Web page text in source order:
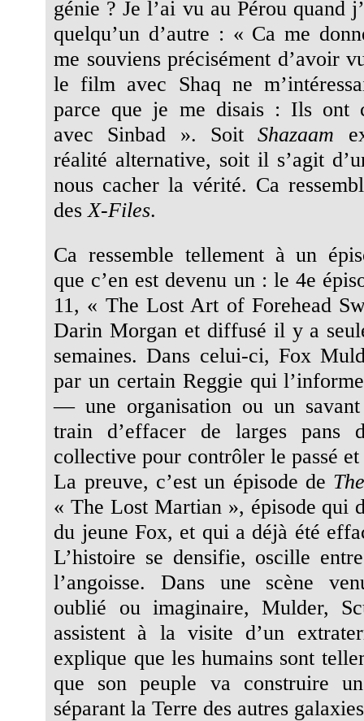
génie ? Je l’ai vu au Pérou quand
quelqu’un d’autre : « Ca me
me souviens précisément d’avoir
le film avec Shaq ne
parce que je me disais : Ils ont
avec Sinbad ». SoitShazaam
réalité alternative, soit il s’agit
nous cacher la vérité. Ca
des X-Files.
Ca ressemble tellement à un
que c’en est devenu un : le 4e
11, « The Lost Art of Forehead
Darin Morgan et diffusé il y a
semaines. Dans celui-ci, Fox
par un certain Reggie qui
— une organisation ou un
train d’effacer de larges pans
collective pour contrôler le passé
La preuve, c’est un épisode de
« The Lost Martian », épisode qui
du jeune Fox, et qui a déjà été
L’histoire se densifie, oscille
l’angoisse. Dans une scène
oublié ou imaginaire, Mulder,
assistent à la visite d’un
explique que les humains sont
que son peuple va construire
séparant la Terre des autres